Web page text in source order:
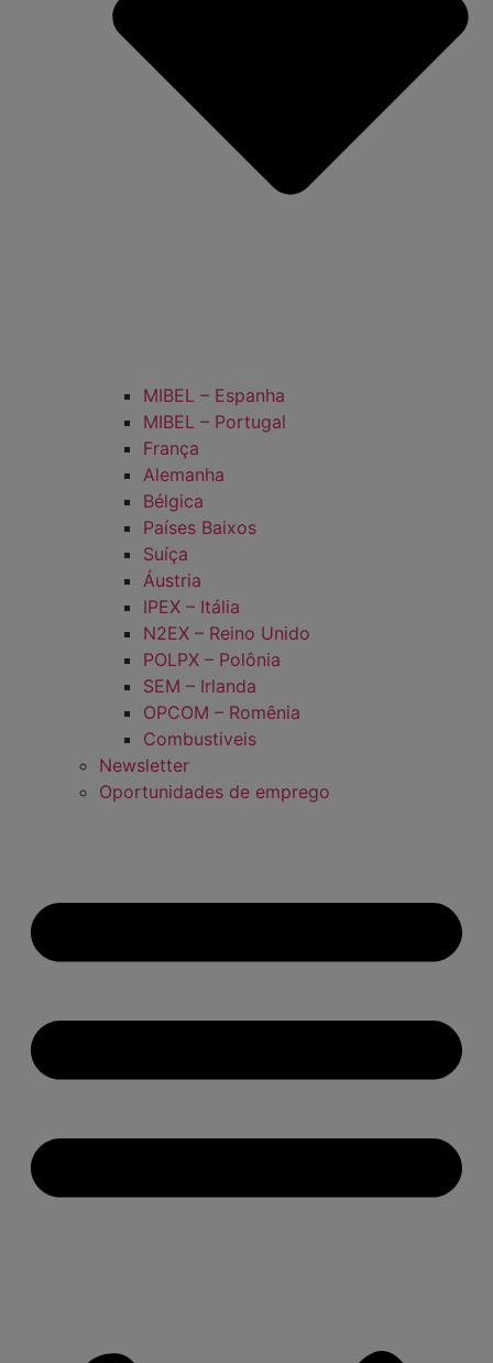
MIBEL – Espanha
MIBEL – Portugal
França
Alemanha
Bélgica
Países Baixos
Suíça
Áustria
IPEX – Itália
N2EX – Reino Unido
POLPX – Polônia
SEM – Irlanda
OPCOM – Romênia
Combustiveis
Newsletter
Oportunidades de emprego